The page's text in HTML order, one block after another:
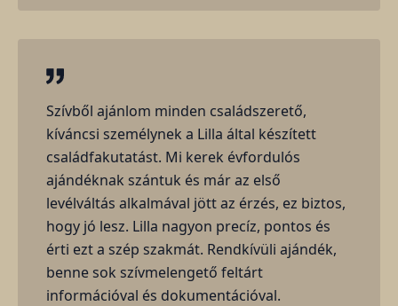
Szívből ajánlom minden családszerető,
kíváncsi személynek a Lilla által készített
családfakutatást. Mi kerek évfordulós
ajándéknak szántuk és már az első
levélváltás alkalmával jött az érzés, ez biztos,
hogy jó lesz. Lilla nagyon precíz, pontos és
érti ezt a szép szakmát. Rendkívüli ajándék,
benne sok szívmelengető feltárt
információval és dokumentációval.